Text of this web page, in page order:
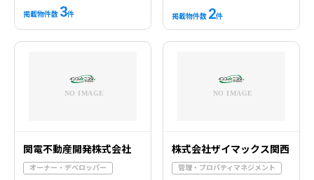
掲載物件数 3件 掲載物件数 2件
関電不動産開発株式会社
オーナー・デベロッパー
株式会社ザイマックス関西
管理・プロパティマネジメント